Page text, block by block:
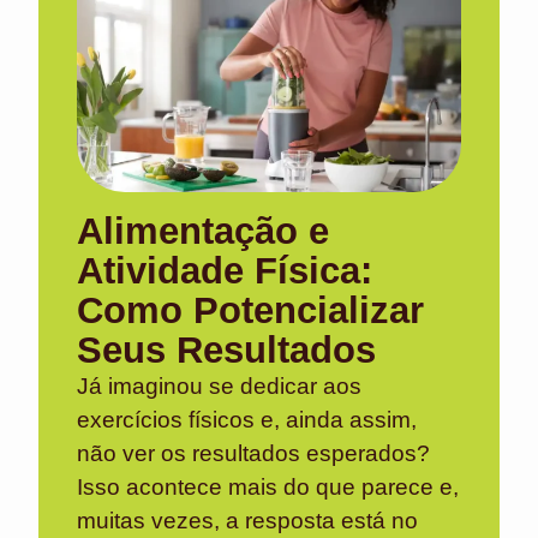
Alimentação e
Atividade Física:
Como Potencializar
Seus Resultados
Já imaginou se dedicar aos
exercícios físicos e, ainda assim,
não ver os resultados esperados?
Isso acontece mais do que parece e,
muitas vezes, a resposta está no